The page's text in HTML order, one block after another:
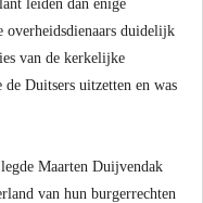
leiden dan enige
overheidsdienaars duidelijk
van de kerkelijke
Duitsers uitzetten en was
Maarten Duijvendak
van hun burgerrechten